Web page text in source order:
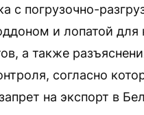
с погрузочно-
и лопатой для
а также
согласно
на экспорт в